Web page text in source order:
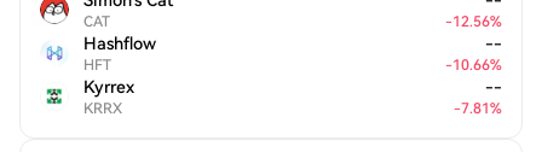
CAT -12.56%
Hashflow
HFT
--
-10.66%
Kyrrex
KRRX
--
-7.81%